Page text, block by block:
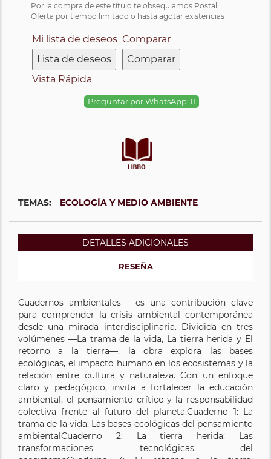
Por la compra de este título te obsequiamos Postal.
Oferta por tiempo limitado o hasta agotar existencias
Mi lista de deseos
Lista de deseos
Comparar
Comparar
Vista Rápida
Preguntar por WhatsApp:
TEMAS: ECOLOGÍA Y MEDIO AMBIENTE
DETALLES ADICIONALES
RESEÑA
Cuadernos ambientales - es una contribución clave
para comprender la crisis ambiental contemporánea
desde una mirada interdisciplinaria. Dividida en tres
volúmenes —La trama de la vida, La tierra herida y El
retorno a la tierra—, la obra explora las bases
ecológicas, el impacto humano en los ecosistemas y la
relación entre cultura y naturaleza. Con un enfoque
claro y pedagógico, invita a fortalecer la educación
ambiental, el pensamiento crítico y la responsabilidad
colectiva frente al futuro del planeta.Cuaderno 1: La
trama de la vida: Las bases ecológicas del pensamiento
ambientalCuaderno 2: La tierra herida: Las
transformaciones tecnológicas del